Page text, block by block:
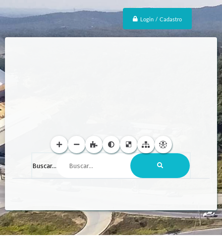
Login / Cadastro
Buscar...